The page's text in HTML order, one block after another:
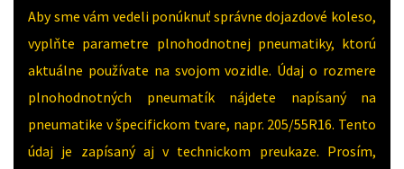
Aby sme vám vedeli ponúknuť správne dojazdové koleso,
vyplňte parametre plnohodnotnej pneumatiky, ktorú
aktuálne používate na svojom vozidle. Údaj o rozmere
plnohodnotných pneumatík nájdete napísaný na
pneumatike v špecifickom tvare, napr. 205/55R16. Tento
údaj je zapísaný aj v technickom preukaze. Prosím,